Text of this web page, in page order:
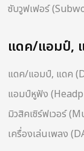
ซับวูฟเฟอร์
แดค/แอมป์,
แดค/แอมป์, แดค
แอมป์หูฟัง
มิวสิคเซิร์ฟเวอร์
เครื่องเล่นเพลง